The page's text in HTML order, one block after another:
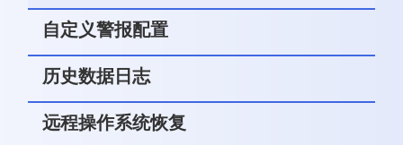
自定义警报配置
历史数据日志
远程操作系统恢复